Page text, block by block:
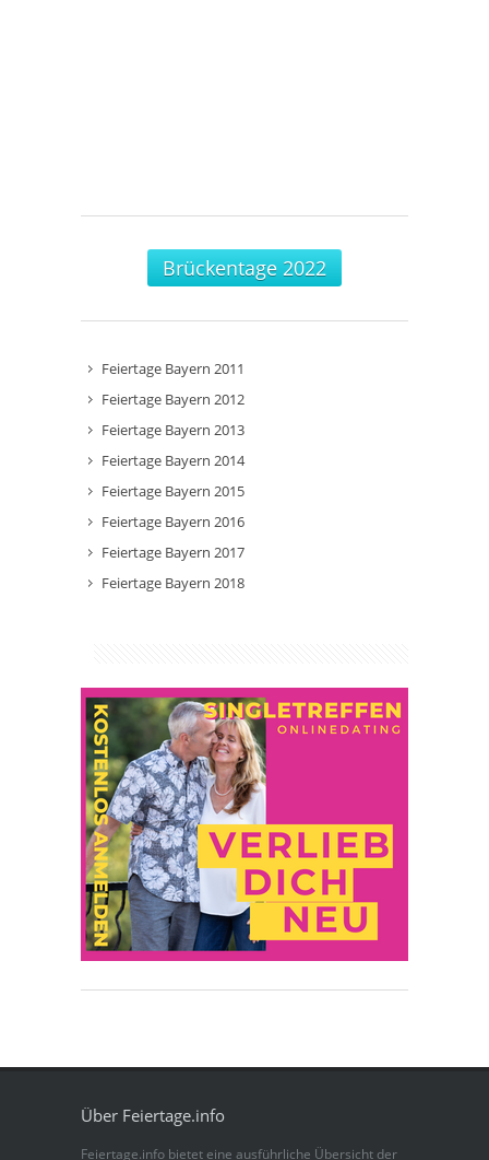
Brückentage 2022
Feiertage Bayern 2011
Feiertage Bayern 2012
Feiertage Bayern 2013
Feiertage Bayern 2014
Feiertage Bayern 2015
Feiertage Bayern 2016
Feiertage Bayern 2017
Feiertage Bayern 2018
Über Feiertage.info
Feiertage.info bietet eine ausführliche Übersicht der